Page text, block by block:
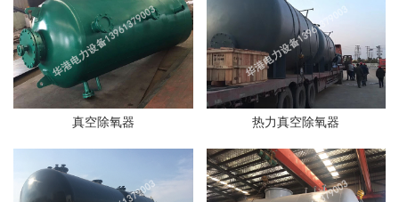
真空除氧器 热力真空除氧器